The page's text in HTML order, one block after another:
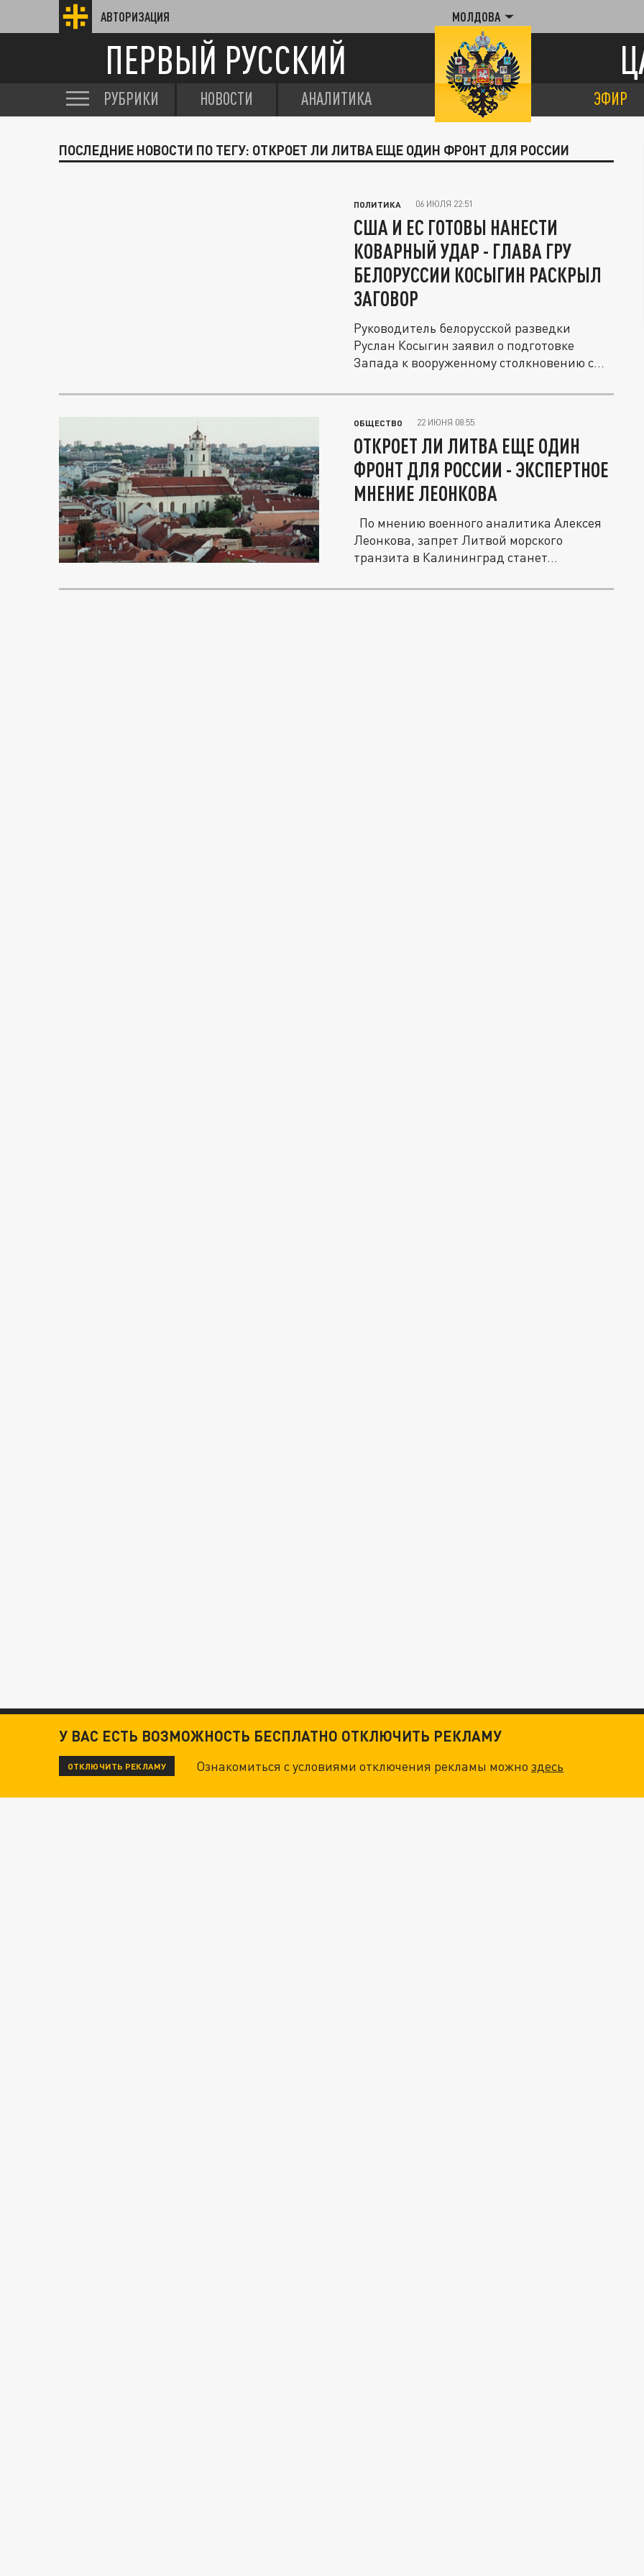
АВТОРИЗАЦИЯ МОЛДОВА
ПЕРВЫЙ РУССКИЙ
РУБРИКИ НОВОСТИ АНАЛИТИКА ЭФИР
ПОСЛЕДНИЕ НОВОСТИ ПО ТЕГУ: ОТКРОЕТ ЛИ ЛИТВА ЕЩЕ ОДИН ФРОНТ ДЛЯ РОССИИ
ПОЛИТИКА 06 ИЮЛЯ 22:51
США И ЕС ГОТОВЫ НАНЕСТИ
КОВАРНЫЙ УДАР - ГЛАВА ГРУ
БЕЛОРУССИИ КОСЫГИН РАСКРЫЛ
ЗАГОВОР
Руководитель белорусской разведки
Руслан Косыгин заявил о подготовке
Запада к вооруженному столкновению с...
ОБЩЕСТВО 22 ИЮНЯ 08:55
ОТКРОЕТ ЛИ ЛИТВА ЕЩЕ ОДИН
ФРОНТ ДЛЯ РОССИИ - ЭКСПЕРТНОЕ
МНЕНИЕ ЛЕОНКОВА
Леонкова, запрет Литвой морского
транзита в Калининград станет...
У ВАС ЕСТЬ ВОЗМОЖНОСТЬ БЕСПЛАТНО ОТКЛЮЧИТЬ РЕКЛАМУ
ОТКЛЮЧИТЬ РЕКЛАМУ Ознакомиться с условиями отключения рекламы можноздесь